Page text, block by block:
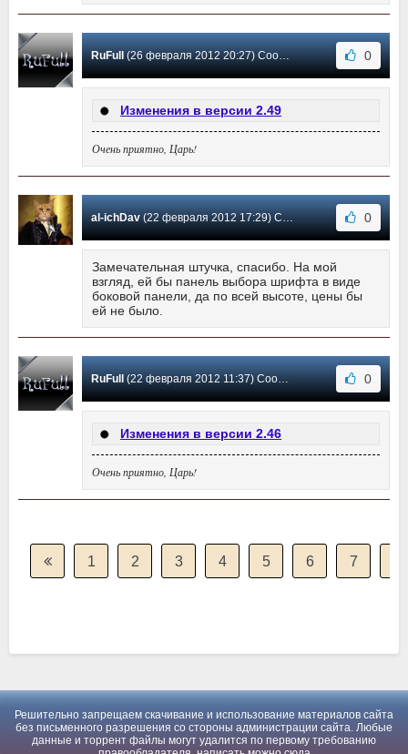
RuFull(26 февраля 2012 20:27) Сообщение #3 0
Изменения в версии 2.49
Очень приятно, Царь!
al-ichDav(22 февраля 2012 17:29) Сообщение #2 0
Замечательная штучка, спасибо. На мой
взгляд, ей бы панель выбора шрифта в виде
боковой панели, да по всей высоте, цены бы
ей не было.
RuFull (22 февраля 2012 11:37) Сообщение #1 0
Изменения в версии 2.46
Очень приятно, Царь!
1 2 3 4 5 6 7
Решительно запрещаем скачивание и использование материалов сайта
без письменного разрешения со стороны администрации сайта. Любые
данные и торрент файлы могут удалится по первому требованию